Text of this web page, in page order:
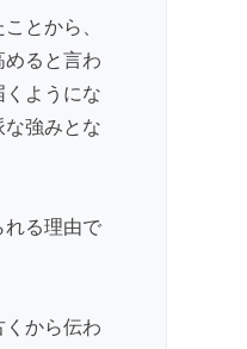
とから、
ると言わ
ようにな
な強みとな
れる理由で
から伝わ